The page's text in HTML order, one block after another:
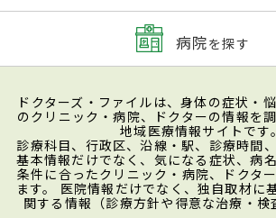
病院を探す
ドクターズ・ファイルは、身体の症状・
のクリニック・病院、ドクターの情報を
地域医療情報サイトです。
診療科目、行政区、沿線・駅、診療時間
基本情報だけでなく、気になる症状、病
条件に合ったクリニック・病院、ドクタ
ます。 医院情報だけでなく、独自取材に
関する情報（診療方針や得意な治療・検